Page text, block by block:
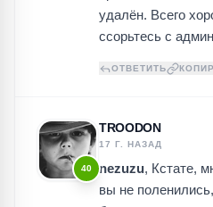
удалён. Всего
ссорьтесь с
ОТВЕТИТЬ
40
TROODON
17 Г. НАЗАД
nezuzu, Кстате,
вы не